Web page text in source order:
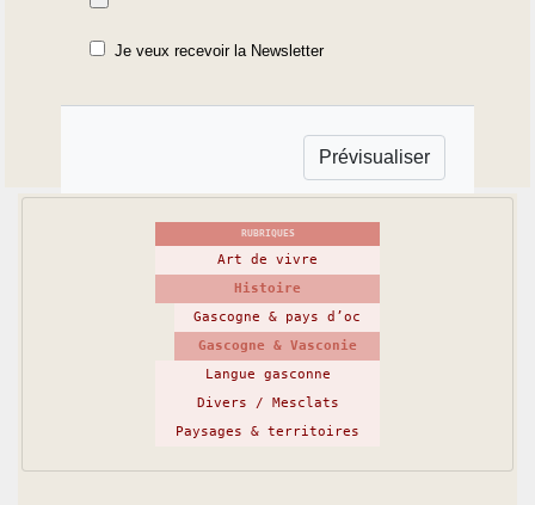
Je veux recevoir la Newsletter
RUBRIQUES
Art de vivre
Histoire
Gascogne & pays d’oc
Gascogne & Vasconie
Langue gasconne
Divers / Mesclats
Paysages & territoires